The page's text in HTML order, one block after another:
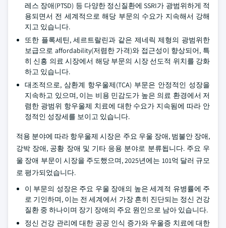
레스 장애(PTSD) 등 다양한 정신질환에 SSRI가 광범위하게 적
용되면서 전 세계적으로 해당 부문의 수요가 지속해서 강해
지고 있습니다.
또한 플록세틴, 세르트랄린과 같은 제네릭 제형의 광범위한
보급으로 affordability(저렴한 가격)와 접근성이 향상되어, 특
히 신흥 의료 시장에서 해당 부문의 시장 선도적 위치를 강화
하고 있습니다.
대조적으로, 삼환계 항우울제(TCA) 부문은 안정적인 성장을
지속하고 있으며, 이는 비용 민감도가 높은 의료 환경에서 저
렴한 광범위 항우울제 치료에 대한 수요가 지속됨에 따라 안
정적인 성장세를 보이고 있습니다.
적용 분야에 따라 항우울제 시장은 주요 우울 장애, 범불안 장애,
강박 장애, 공황 장애 및 기타 응용 분야로 분류됩니다. 주요 우
울 장애 부문이 시장을 주도했으며, 2025년에는 101억 달러 규모
로 평가되었습니다.
이 부문의 성장은 주요 우울 장애의 높은 세계적 유병률에 주
로 기인하며, 이는 전 세계에서 가장 흔히 진단되는 정신 건강
질환 중 하나이며 장기 장애의 주요 원인으로 남아 있습니다.
정신 건강 관리에 대한 공공 인식 증가와 우울증 치료에 대한